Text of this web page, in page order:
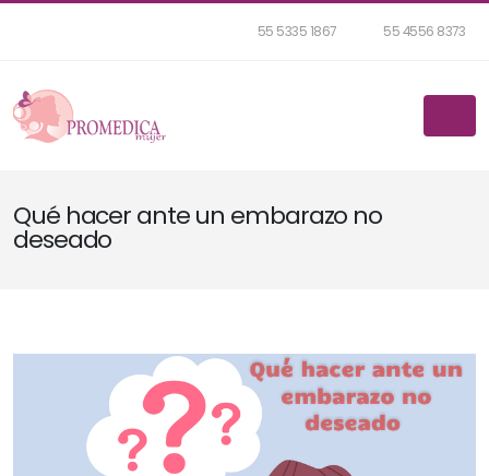
55 5335 1867 55 4556 8373
Qué hacer ante un embarazo no
deseado